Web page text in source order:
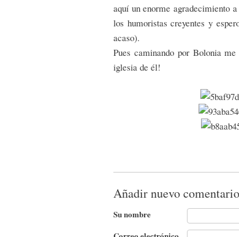
aquí un enorme agradecimiento
los humoristas creyentes y
acaso).
Pues caminando por Bolonia
iglesia de él!
Añadir nuevo comentario
Su nombre